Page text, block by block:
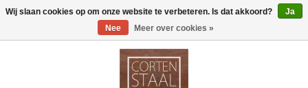
Wij slaan cookies op om onze website te verbeteren. Is dat akkoord?
Ja
Nee
Meer over cookies »